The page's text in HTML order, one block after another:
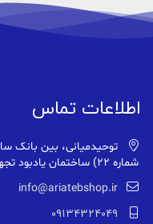
اطلاعات تماس
توحیدمیانی، بین بانک
شماره ۲۲) ساختمان یادبود تجهیزات پزشکی آریاطب
info@ariatebshop.ir
09134324049